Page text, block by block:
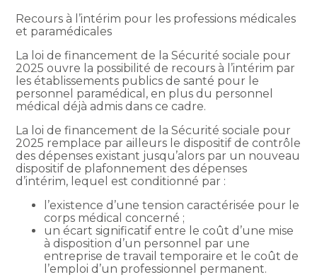
Recours à l’intérim pour les professions médicales
et paramédicales
La loi de financement de la Sécurité sociale pour
2025 ouvre la possibilité de recours à l’intérim par
les établissements publics de santé pour le
personnel paramédical, en plus du personnel
médical déjà admis dans ce cadre.
La loi de financement de la Sécurité sociale pour
2025 remplace par ailleurs le dispositif de contrôle
des dépenses existant jusqu’alors par un nouveau
dispositif de plafonnement des dépenses
d’intérim, lequel est conditionné par :
l’existence d’une tension caractérisée pour le
corps médical concerné ;
un écart significatif entre le coût d’une mise
à disposition d’un personnel par une
entreprise de travail temporaire et le coût de
l’emploi d’un professionnel permanent.